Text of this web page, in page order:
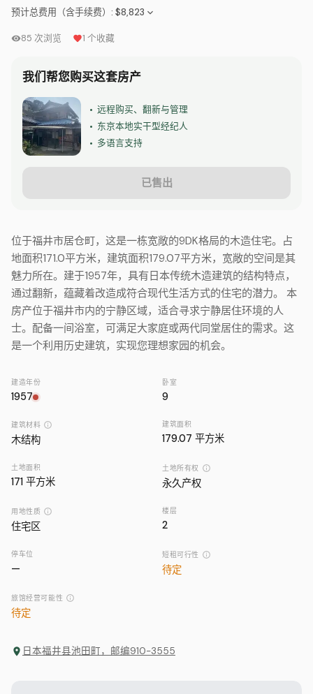
预计总费用（含手续费） : $8,823
85 次浏览 1 个收藏
我们帮您购买这套房产
• 远程购买、翻新与管理
• 东京本地实干型经纪人
• 多语言支持
已售出
位于福井市居仓町，这是一栋宽敞的9DK格局的木造住宅。占
地面积171.0平方米，建筑面积179.07平方米，宽敞的空间是其
魅力所在。建于1957年，具有日本传统木造建筑的结构特点，
通过翻新，蕴藏着改造成符合现代生活方式的住宅的潜力。 本
房产位于福井市内的宁静区域，适合寻求宁静居住环境的人
士。配备一间浴室，可满足大家庭或两代同堂居住的需求。这
是一个利用历史建筑，实现您理想家园的机会。
建造年份
1957
卧室
9
建筑材料
木结构
建筑面积
179.07 平方米
土地面积
171 平方米
土地所有权
永久产权
用地性质
住宅区
楼层
2
停车位
—
短租可行性
待定
旅馆经营可能性
待定
日本福井县池田町，邮编910-3555